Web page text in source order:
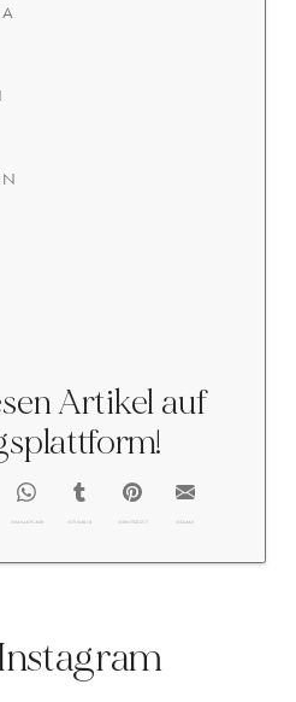
Artikel auf
@WHATSAPP @TUMBLR @PINTEREST @EMAIL